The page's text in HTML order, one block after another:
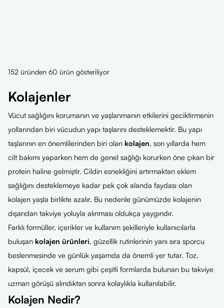
152 üründen 60 ürün gösteriliyor
Kolajenler
Vücut sağlığını korumanın ve yaşlanmanın etkilerini geciktirmenin
yollarından biri vücudun yapı taşlarını desteklemektir. Bu yapı
taşlarının en önemlilerinden biri olan kolajen, son yıllarda hem
cilt bakımı yaparken hem de genel sağlığı korurken öne çıkan bir
protein haline gelmiştir. Cildin esnekliğini artırmaktan eklem
sağlığını desteklemeye kadar pek çok alanda faydası olan
kolajen yaşla birlikte azalır. Bu nedenle günümüzde kolajenin
dışarıdan takviye yoluyla alınması oldukça yaygındır.
Farklı formüller, içerikler ve kullanım şekilleriyle kullanıcılarla
buluşan kolajen ürünleri, güzellik rutinlerinin yanı sıra sporcu
beslenmesinde ve günlük yaşamda da önemli yer tutar. Toz,
kapsül, içecek ve serum gibi çeşitli formlarda bulunan bu takviye
uzman görüşü alındıktan sonra kolaylıkla kullanılabilir.
Kolajen Nedir?